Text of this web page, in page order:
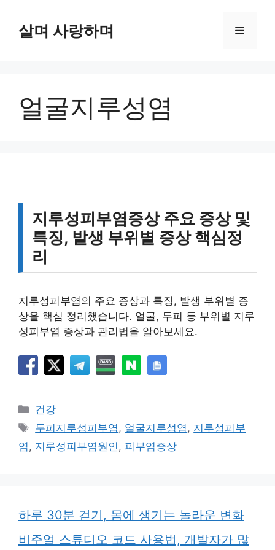
살며 사랑하며 메
얼굴지루성염
지루성피부염증상 주요 증상 및
특징, 발생 부위별 증상 핵심정
리
지루성피부염의 주요 증상과 특징, 발생 부위별 증
상을 핵심 정리했습니다. 얼굴, 두피 등 부위별 지루
성피부염 증상과 관리법을 알아보세요.
카
테
고
리
건강
태
그
두피지루성피부염 , 얼굴지루성염 , 지루성피부
염 , 지루성피부염원인 , 피부염증상
하루 30분 걷기, 몸에 생기는 놀라운 변화
비주얼 스튜디오 코드 사용법, 개발자가 많